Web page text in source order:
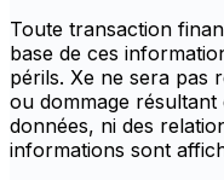
Toute transaction
base de ces
périls. Xe ne sera pas
ou dommage
données, ni des
informations sont